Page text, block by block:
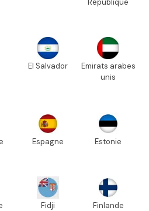
République
El Salvador
Emirats arabes
unis
Espagne Estonie
Fidji Finlande